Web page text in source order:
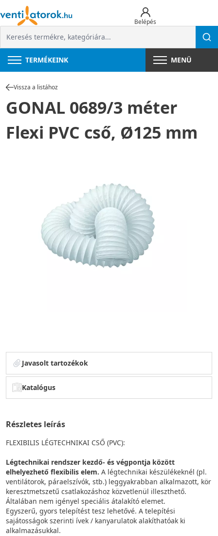
Belépés
TERMÉKEINK MENÜ
Vissza a listához
GONAL 0689/3 méter
Flexi PVC cső, Ø125 mm
Javasolt tartozékok
Katalógus
Részletes leírás
FLEXIBILIS LÉGTECHNIKAI CSŐ (PVC):
Légtechnikai rendszer kezdő- és végpontja között
elhelyezhető flexibilis elem. A légtechnikai készülékeknél (pl.
ventilátorok, páraelszívók, stb.) leggyakrabban alkalmazott, kör
keresztmetszetű csatlakozáshoz közvetlenül illeszthető.
Általában nem igényel speciális átalakító elemet.
Egyszerű, gyors telepítést tesz lehetővé. A telepítési
sajátosságok szerinti ívek / kanyarulatok alakíthatóak ki
alkalmazásukkal.